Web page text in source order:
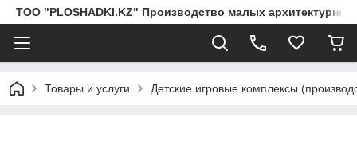
ТОО "PLOSHADKI.KZ" Производство малых
Товары и услуги Детские игровые комплексы